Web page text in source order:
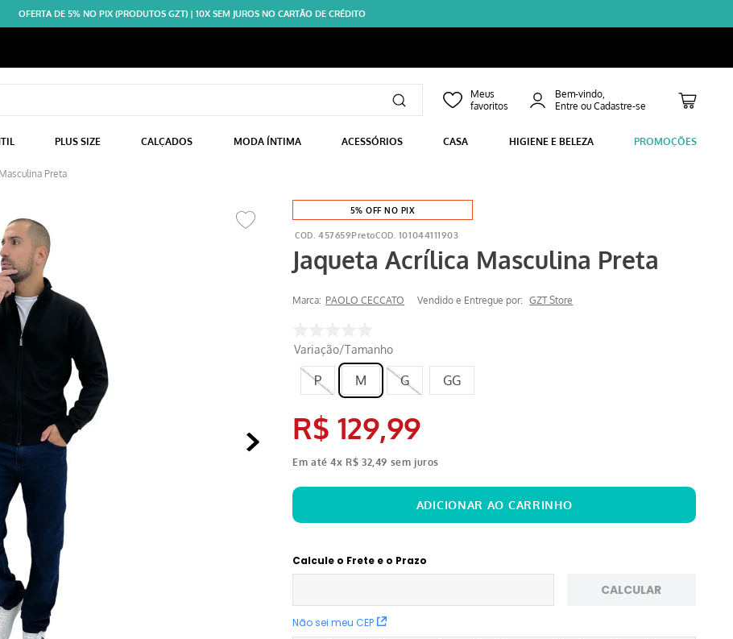
OFERTA DE 5% NO PIX (PRODUTOS GZT) | 10X SEM JUROS NO CARTÃO DE CRÉDITO
Bem-vindo,
PLUS SIZE CALÇADOS MODA ÍNTIMA ACESSÓRIOS CASA HIGIENE E BELEZA PROMOÇÕES
Preta
5% OFF NO PIX
457659Preto 101044111903
Jaqueta Acrílica Masculina Preta
Marca: PAOLO CECCATO Vendido e Entregue por: GZT Store
Variação/Tamanho
P M G GG
R$ 129,99
Em até4x R$ 32,49 sem juros
Calcule o Frete e o Prazo
Não sei meu CEP
CALCULAR